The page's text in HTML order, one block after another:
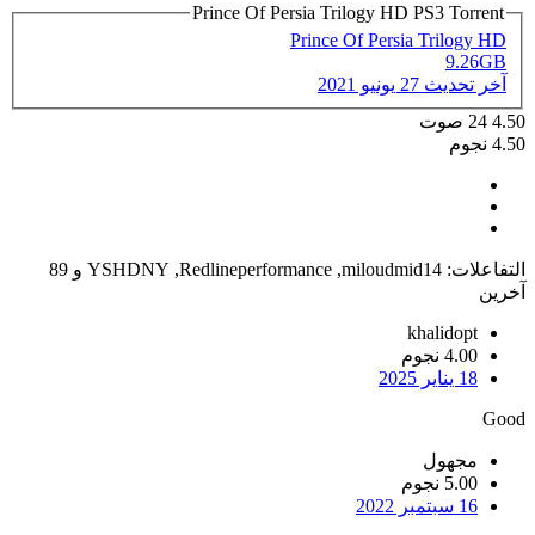
Prince Of Persia Trilogy HD PS3 Torrent
Prince Of Persia Trilogy HD
9.26GB
آخر تحديث 27 يونيو 2021
4.50
24 صوت
4.50 نجوم
التفاعلات: miloudmid14
,
Redlineperformance
,
YSHDNY
و 89
آخرين
khalidopt
4.00 نجوم
18 يناير 2025
Good
مجهول
5.00 نجوم
16 سبتمبر 2022